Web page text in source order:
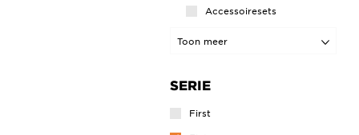
Accessoiresets
Planchetten
Reserverolhouders
Toon meer
SERIE
First